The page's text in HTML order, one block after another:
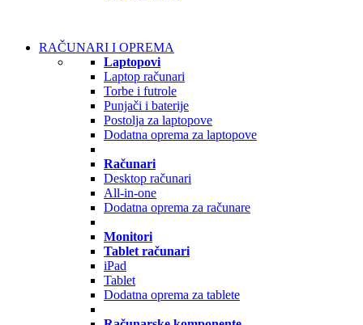
RAČUNARI I OPREMA
Laptopovi
Laptop računari
Torbe i futrole
Punjači i baterije
Postolja za laptopove
Dodatna oprema za laptopove
Računari
Desktop računari
All-in-one
Dodatna oprema za računare
Monitori
Tablet računari
iPad
Tablet
Dodatna oprema za tablete